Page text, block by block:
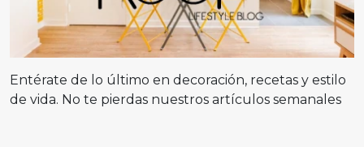
Entérate de lo último en decoración, recetas y estilo
de vida. No te pierdas nuestros artículos semanales